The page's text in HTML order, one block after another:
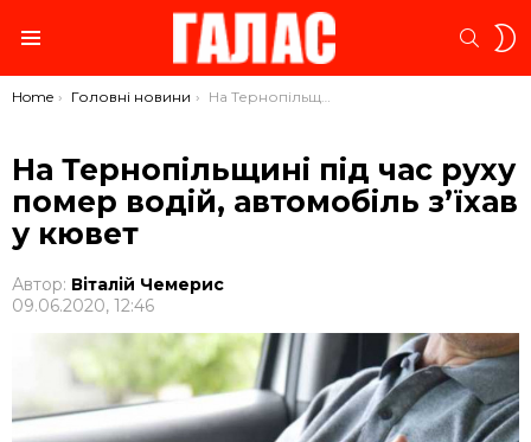
You are here:
Home Головні новини На Тернопільщині під час руху помер водій, автомобіль з’їхав у кювет
На Тернопільщині під час руху
помер водій, автомобіль з’їхав
у кювет
Автор: Віталій Чемерис
09.06.2020, 12:46